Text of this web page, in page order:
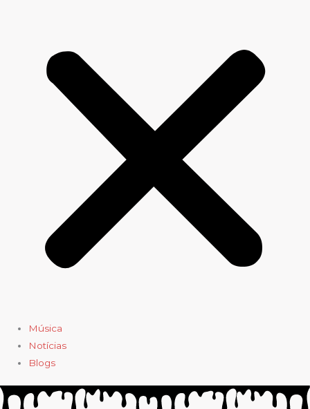
Música
Notícias
Blogs